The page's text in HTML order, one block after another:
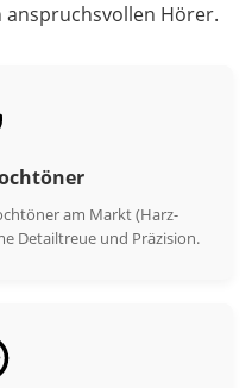
Bauweise liefert
aus der SEAS Excel-
Diese Elemente sind
drei- bis viermal so
dort, wo es am
Hörer.
am Markt (Harz-
Detailtreue und Präzision.